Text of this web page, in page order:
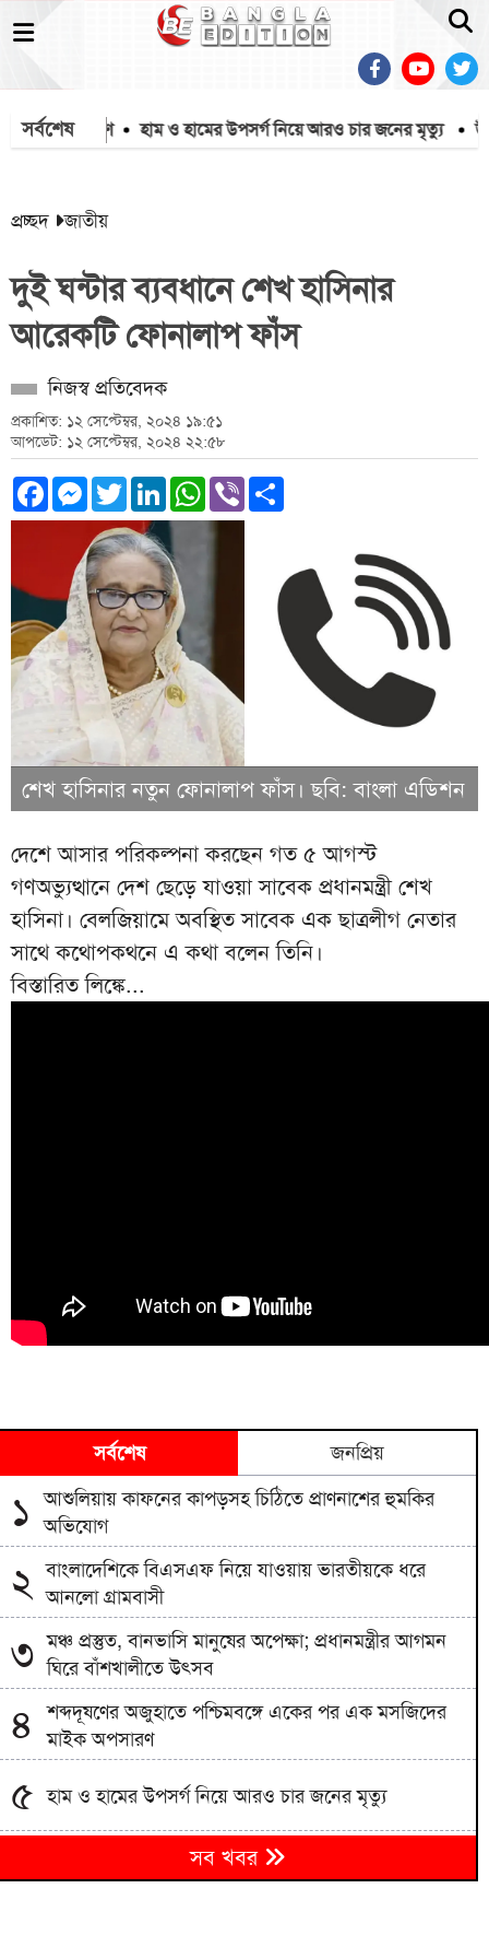
সর্বশেষ
অপসারণ হাম ও হামের উপসর্গ নিয়ে আরও চার জনের মৃত্যু
প্রচ্ছদ জাতীয়
দুই ঘন্টার ব্যবধানে শেখ হাসিনার
আরেকটি ফোনালাপ ফাঁস
নিজস্ব প্রতিবেদক
প্রকাশিত: ১২ সেপ্টেম্বর, ২০২৪ ১৯:৫১
আপডেট: ১২ সেপ্টেম্বর, ২০২৪ ২২:৫৮
Facebook
Messenger
TwitterLinkedInWhatsApp
Viber
শেখ হাসিনার নতুন ফোনালাপ ফাঁস। ছবি: বাংলা এডিশন
দেশে আসার পরিকল্পনা করছেন গত ৫ আগস্ট
গণঅভ্যুত্থানে দেশ ছেড়ে যাওয়া সাবেক প্রধানমন্ত্রী শেখ
হাসিনা। বেলজিয়ামে অবস্থিত সাবেক এক ছাত্রলীগ নেতার
সাথে কথোপকথনে এ কথা বলেন তিনি।
বিস্তারিত লিঙ্কে...
সর্বশেষ জনপ্রিয়
১ আশুলিয়ায় কাফনের কাপড়সহ চিঠিতে প্রাণনাশের হুমকির
অভিযোগ
২
বাংলাদেশিকে বিএসএফ নিয়ে যাওয়ায় ভারতীয়কে ধরে
আনলো গ্রামবাসী
৩ মঞ্চ প্রস্তুত, বানভাসি মানুষের অপেক্ষা; প্রধানমন্ত্রীর আগমন
ঘিরে বাঁশখালীতে উৎসব
৪
শব্দদূষণের অজুহাতে পশ্চিমবঙ্গে একের পর এক মসজিদের
মাইক অপসারণ
৫ হাম ও হামের উপসর্গ নিয়ে আরও চার জনের মৃত্যু
নাটোরের লালপুরে এক যুবকের ফাঁস দিয়ে আত্মহত্যা
সব খবর